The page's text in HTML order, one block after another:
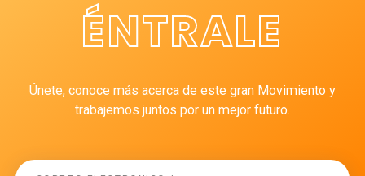
ÉNTRALE
Únete, conoce más acerca de este gran Movimiento y
trabajemos juntos por un mejor futuro.